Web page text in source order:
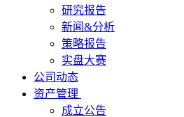
研究报告
新闻&分析
策略报告
实盘大赛
公司动态
资产管理
成立公告